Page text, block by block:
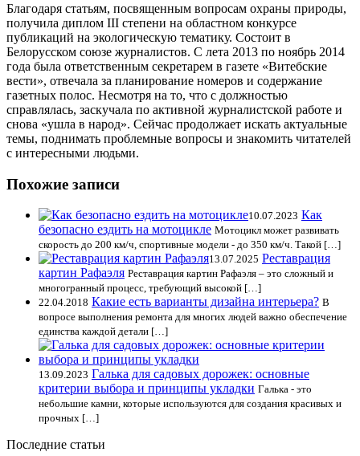
Благодаря статьям, посвященным вопросам охраны природы,
получила диплом III степени на областном конкурсе
публикаций на экологическую тематику. Состоит в
Белорусском союзе журналистов. С лета 2013 по ноябрь 2014
года была ответственным секретарем в газете «Витебские
вести», отвечала за планирование номеров и содержание
газетных полос. Несмотря на то, что с должностью
справлялась, заскучала по активной журналистской работе и
снова «ушла в народ». Сейчас продолжает искать актуальные
темы, поднимать проблемные вопросы и знакомить читателей
с интересными людьми.
Похожие записи
10.07.2023 Как
безопасно ездить на мотоцикле Мотоцикл может развивать
скорость до 200 км/ч, спортивные модели - до 350 км/ч. Такой […]
13.07.2025 Реставрация
картин Рафаэля Реставрация картин Рафаэля – это сложный и
многогранный процесс, требующий высокой […]
22.04.2018 Какие есть варианты дизайна интерьера? В
вопросе выполнения ремонта для многих людей важно обеспечение
единства каждой детали […]
13.09.2023 Галька для садовых дорожек: основные
критерии выбора и принципы укладки Галька - это
небольшие камни, которые используются для создания красивых и
прочных […]
Последние статьи